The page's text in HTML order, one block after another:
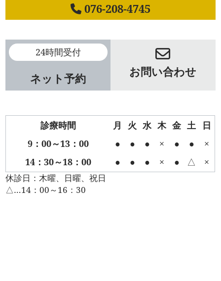
076-208-4745
24時間受付
ネット予約 お問い合わせ
診療時間 月 火 水 木 金 土
日
9：00～13：00
● ● ● × ● ●
×
14：30～18：00
● ● ● × ● △ ×
休診日：木曜、日曜、祝日
△…14：00～16：30